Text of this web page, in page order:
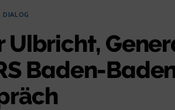
DIALOG
Ulbricht,
Baden-